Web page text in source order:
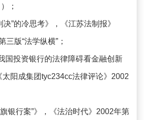
；
决”的冷思考》，《江苏法制报》
三版“法学纵横”；
国投资银行的法律障碍看金融创新
太阳成集团tyc234cc法律评论》2002
银行案”》，《法治时代》2002年第